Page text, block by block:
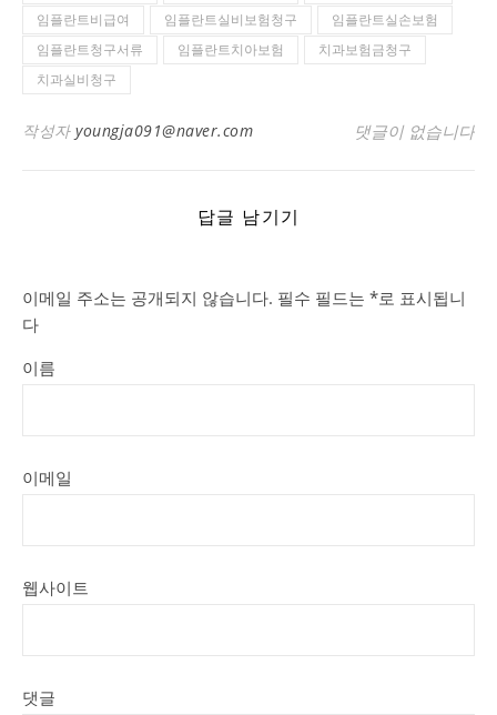
임플란트비급여
임플란트실비보험청구
임플란트실손보험
임플란트청구서류
임플란트치아보험
치과보험금청구
치과실비청구
작성자 youngja091@naver.com 댓글이 없습니다
답글 남기기
이메일 주소는 공개되지 않습니다. 필수 필드는 *로 표시됩니
다
이름
이메일
웹사이트
댓글